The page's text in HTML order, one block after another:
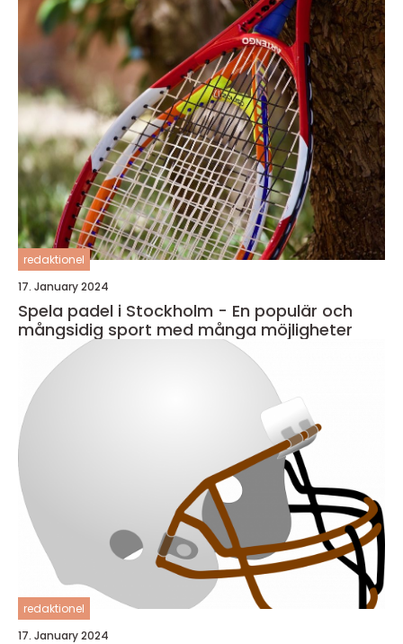
redaktionel
17. January 2024
Spela padel i Stockholm - En populär och
mångsidig sport med många möjligheter
redaktionel
17. January 2024